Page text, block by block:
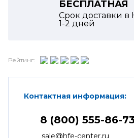
БЕСПЛАТНАЯ
Срок доставки
1-2 дней
Рейтинг:
Контактная информация:
8 (800) 555-86-
sale@hfe-center.ru